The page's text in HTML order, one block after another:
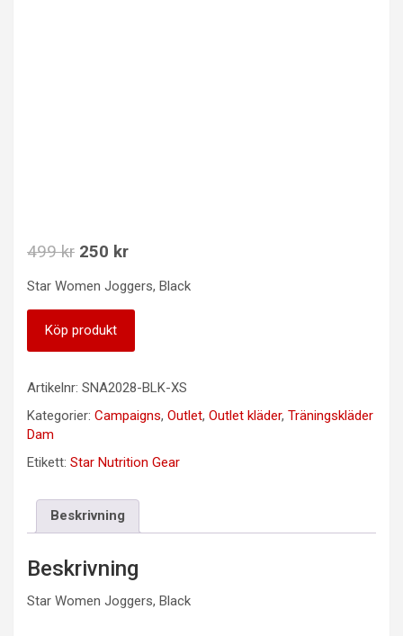
499kr Det
var:
250 krDet
priset
Star Women Joggers, Black
Köp produkt
Artikelnr: SNA2028-BLK-XS
Kategorier: Campaigns, Outlet, Outlet kläder, Träningskläder
Dam
Etikett: Star Nutrition Gear
Beskrivning
Beskrivning
Star Women Joggers, Black